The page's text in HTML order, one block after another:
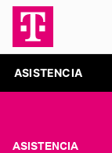
ASISTENCIA
ASISTENCIA